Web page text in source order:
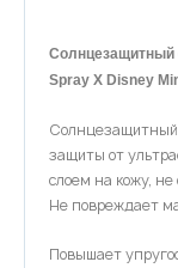
Солнцезащитный
Spray X Disney
Солнцезащитный
защиты от
слоем на кожу, не
Не повреждает
Повышает